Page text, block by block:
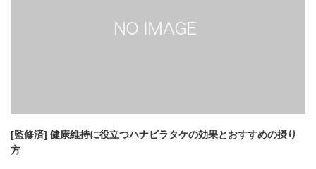
[監修済] 健康維持に役立つハナビラタケの効果とおすすめの摂り
方